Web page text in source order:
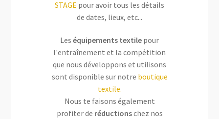
STAGE pour avoir tous les détails
de dates, lieux, etc...
Les équipements textile pour
l'entraînement et la compétition
que nous développons et utilisons
sont disponible sur notre boutique
textile.
Nous te faisons également
profiter de réductionschez nos